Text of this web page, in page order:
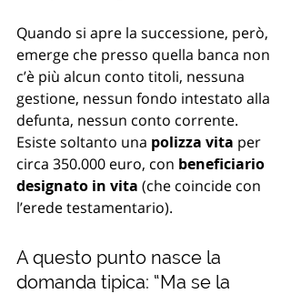
Quando si apre la successione, però,
emerge che presso quella banca non
c’è più alcun conto titoli, nessuna
gestione, nessun fondo intestato alla
defunta, nessun conto corrente.
Esiste soltanto una polizza vita per
circa 350.000 euro, con beneficiario
designato in vita (che coincide con
l’erede testamentario).
A questo punto nasce la
domanda tipica: “Ma se la